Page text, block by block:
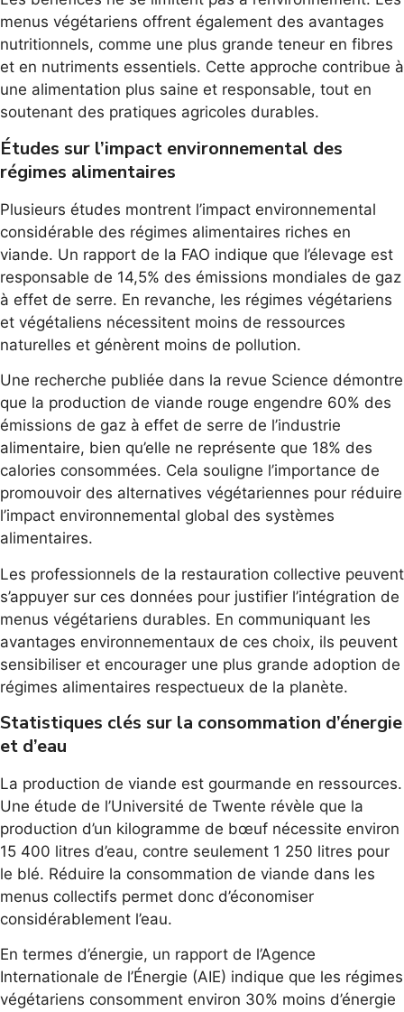
menus végétariens offrent également des avantages
nutritionnels, comme une plus grande teneur en fibres
et en nutriments essentiels. Cette approche contribue à
une alimentation plus saine et responsable, tout en
soutenant des pratiques agricoles durables.
Études sur l’impact environnemental des
régimes alimentaires
Plusieurs études montrent l’impact environnemental
considérable des régimes alimentaires riches en
viande. Un rapport de la FAO indique que l’élevage est
responsable de 14,5% des émissions mondiales de gaz
à effet de serre. En revanche, les régimes végétariens
et végétaliens nécessitent moins de ressources
naturelles et génèrent moins de pollution.
Une recherche publiée dans la revue Science démontre
que la production de viande rouge engendre 60% des
émissions de gaz à effet de serre de l’industrie
alimentaire, bien qu’elle ne représente que 18% des
calories consommées. Cela souligne l’importance de
promouvoir des alternatives végétariennes pour réduire
l’impact environnemental global des systèmes
alimentaires.
Les professionnels de la restauration collective peuvent
s’appuyer sur ces données pour justifier l’intégration de
menus végétariens durables. En communiquant les
avantages environnementaux de ces choix, ils peuvent
sensibiliser et encourager une plus grande adoption de
régimes alimentaires respectueux de la planète.
Statistiques clés sur la consommation d’énergie
et d’eau
La production de viande est gourmande en ressources.
Une étude de l’Université de Twente révèle que la
production d’un kilogramme de bœuf nécessite environ
15 400 litres d’eau, contre seulement 1 250 litres pour
le blé. Réduire la consommation de viande dans les
menus collectifs permet donc d’économiser
considérablement l’eau.
En termes d’énergie, un rapport de l’Agence
Internationale de l’Énergie (AIE) indique que les régimes
végétariens consomment environ 30% moins d’énergie